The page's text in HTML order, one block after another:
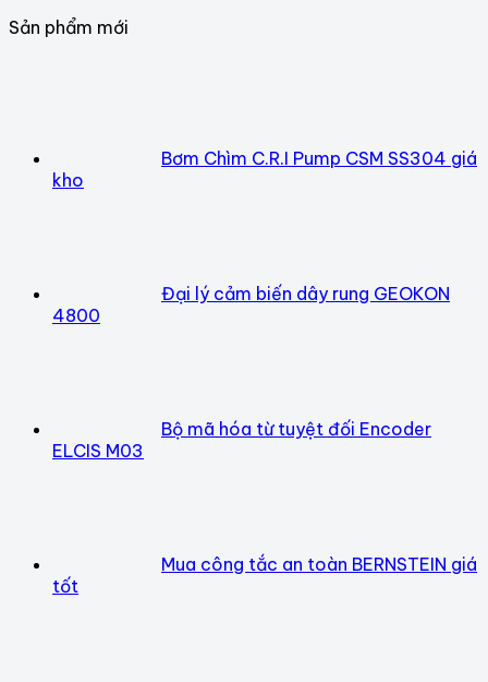
Sản phẩm mới
Bơm Chìm C.R.I Pump CSM SS304 giá
kho
Đại lý cảm biến dây rung GEOKON
4800
Bộ mã hóa từ tuyệt đối Encoder
ELCIS M03
Mua công tắc an toàn BERNSTEIN giá
tốt